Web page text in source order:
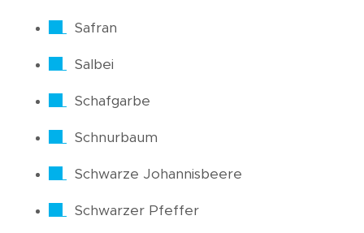
Safran
Salbei
Schafgarbe
Schnurbaum
Schwarze Johannisbeere
Schwarzer Pfeffer